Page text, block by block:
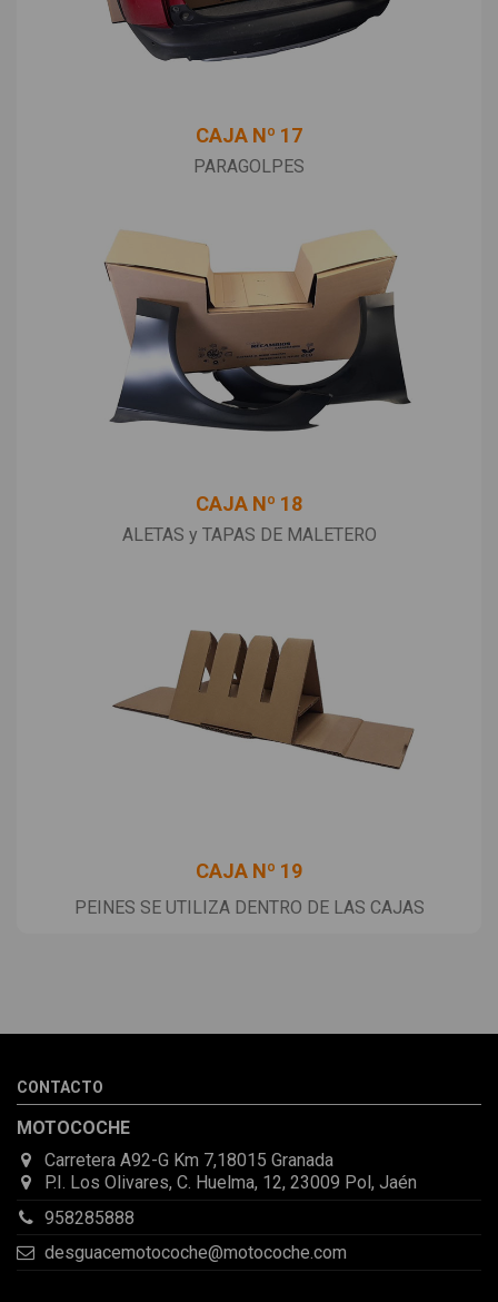
CAJA Nº 17
PARAGOLPES
CAJA Nº 18
ALETAS y TAPAS DE MALETERO
CAJA Nº 19
PEINES SE UTILIZA DENTRO DE LAS CAJAS
CONTACTO
MOTOCOCHE
Carretera A92-G Km 7,18015 Granada
P.I. Los Olivares, C. Huelma, 12, 23009 Pol, Jaén
958285888
desguacemotocoche@motocoche.com